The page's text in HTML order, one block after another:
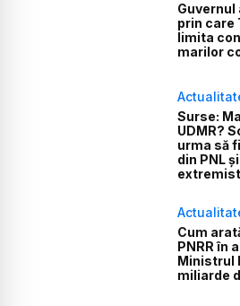
prin care
limita
marilor
Surse:
UDMR?
urma să
din PNL
Cum
PNRR în
Ministrul
miliarde